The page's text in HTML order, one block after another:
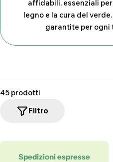
l
e
o
n
e
affidabili, essenziali
legno e la cura del
garantite per ogni
45 prodotti
Filtro
Spedizioni espresse